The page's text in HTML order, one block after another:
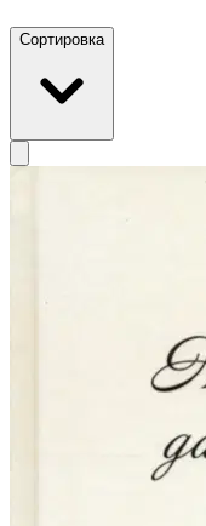
Сортировка